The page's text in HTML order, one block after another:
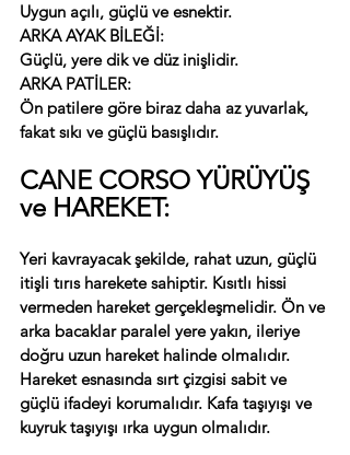
Uygun açılı, güçlü ve esnektir.
ARKA AYAK BİLEĞİ:
Güçlü, yere dik ve düz inişlidir.
ARKA PATİLER:
Ön patilere göre biraz daha az yuvarlak,
fakat sıkı ve güçlü basışlıdır.
CANE CORSO YÜRÜYÜŞ
ve HAREKET:
Yeri kavrayacak şekilde, rahat uzun, güçlü
itişli tırıs harekete sahiptir. Kısıtlı hissi
vermeden hareket gerçekleşmelidir. Ön ve
arka bacaklar paralel yere yakın, ileriye
doğru uzun hareket halinde olmalıdır.
Hareket esnasında sırt çizgisi sabit ve
güçlü ifadeyi korumalıdır. Kafa taşıyışı ve
kuyruk taşıyışı ırka uygun olmalıdır.